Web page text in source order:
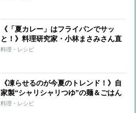
《「夏カレー」はフライパンでサッ
と！》料理研究家・小林まさみさん直
伝レシピ
料理・レシピ
《凍らせるのが今夏のトレンド！》自
家製“シャリシャリつゆ”の麺＆ごはん
7レシピ
料理・レシピ